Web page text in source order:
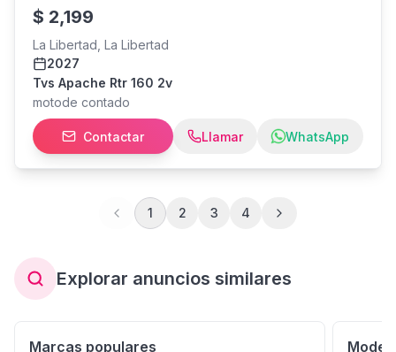
$ 2,199
La Libertad, La Libertad
2027
Tvs Apache Rtr 160 2v
motode contado
Contactar Llamar WhatsApp
1 2 3 4
Explorar anuncios similares
Marcas populares